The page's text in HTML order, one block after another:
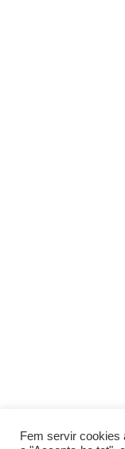
Fem servir cookies